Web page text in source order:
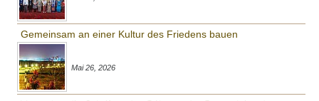
Gemeinsam an einer Kultur des Friedens bauen
Mai 26, 2026